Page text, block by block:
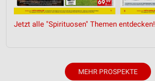
Jetzt alle "Spirituosen" Themen entdecken!
MEHR PROSPEKTE